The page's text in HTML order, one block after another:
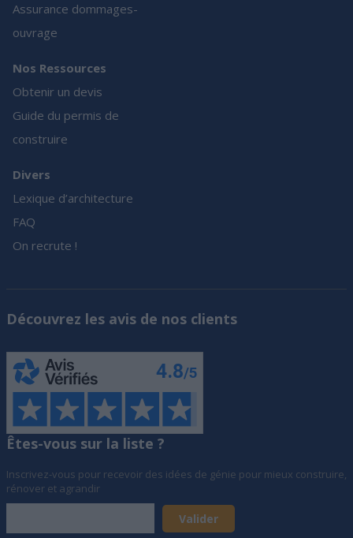
Assurance dommages-
ouvrage
Nos Ressources
Obtenir un devis
Guide du permis de
construire
Divers
Lexique d’architecture
FAQ
On recrute !
Découvrez les avis de nos clients
Êtes-vous sur la liste ?
Inscrivez-vous pour recevoir des idées de génie pour mieux construire,
rénover et agrandir